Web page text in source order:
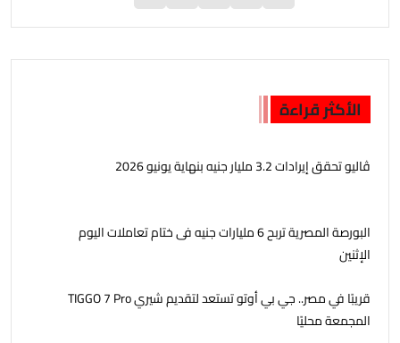
الأكثر قراءة
ڤاليو تحقق إيرادات 3.2 مليار جنيه بنهاية يونيو 2026
البورصة المصرية تربح 6 مليارات جنيه فى ختام تعاملات اليوم
الإثنين
قريبًا في مصر.. جي بي أوتو تستعد لتقديم شيري TIGGO 7 Pro
المجمعة محليًا